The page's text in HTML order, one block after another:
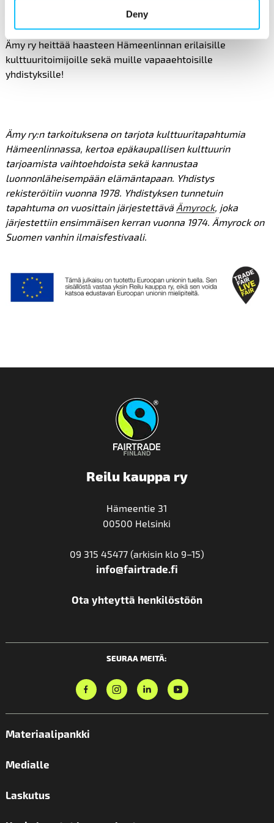
Deny
Ämy ry heittää haasteen Hämeenlinnan erilaisille
kulttuuritoimijoille sekä muille vapaaehtoisille
yhdistyksille!
Ämy ry:n tarkoituksena on tarjota kulttuuritapahtumia
Hämeenlinnassa, kertoa epäkaupallisen kulttuurin
tarjoamista vaihtoehdoista sekä kannustaa
luonnonläheisempään elämäntapaan. Yhdistys
rekisteröitiin vuonna 1978. Yhdistyksen tunnetuin
tapahtuma on vuosittain järjestettävä Ämyrock, joka
järjestettiin ensimmäisen kerran vuonna 1974. Ämyrock on
Suomen vanhin ilmaisfestivaali.
Reilu kauppa ry
Hämeentie 31
00500 Helsinki
09 315 45477 (arkisin klo 9–15)
info@fairtrade.fi
Ota yhteyttä henkilöstöön
SEURAA MEITÄ:
Materiaalipankki
Medialle
Laskutus